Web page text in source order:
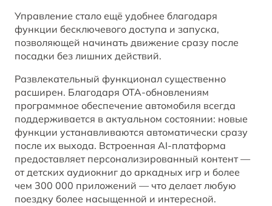
Управление стало ещё удобнее благодаря
функции бесключевого доступа и запуска,
позволяющей начинать движение сразу после
посадки без лишних действий.
Развлекательный функционал существенно
расширен. Благодаря OTA‑обновлениям
программное обеспечение автомобиля всегда
поддерживается в актуальном состоянии: новые
функции устанавливаются автоматически сразу
после их выхода. Встроенная AI‑платформа
предоставляет персонализированный контент —
от детских аудиокниг до аркадных игр и более
чем 300 000 приложений — что делает любую
поездку более насыщенной и интересной.